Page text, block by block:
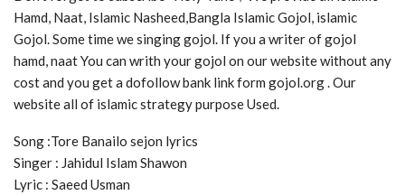
Hamd, Naat, Islamic Nasheed,Bangla Islamic Gojol, islamic
Gojol. Some time we singing gojol. If you a writer of gojol
hamd, naat You can writh your gojol on our website without any
cost and you get a dofollow bank link form gojol.org . Our
website all of islamic strategy purpose Used.
Song :Tore Banailo sejon lyrics
Singer : Jahidul Islam Shawon
Lyric : Saeed Usman